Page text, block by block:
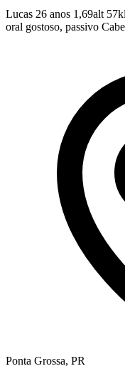
Lucas 26 anos 1,69alt
oral gostoso, passivo
Ponta Grossa, PR